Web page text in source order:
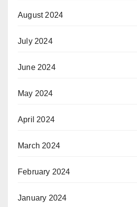
August 2024
July 2024
June 2024
May 2024
April 2024
March 2024
February 2024
January 2024